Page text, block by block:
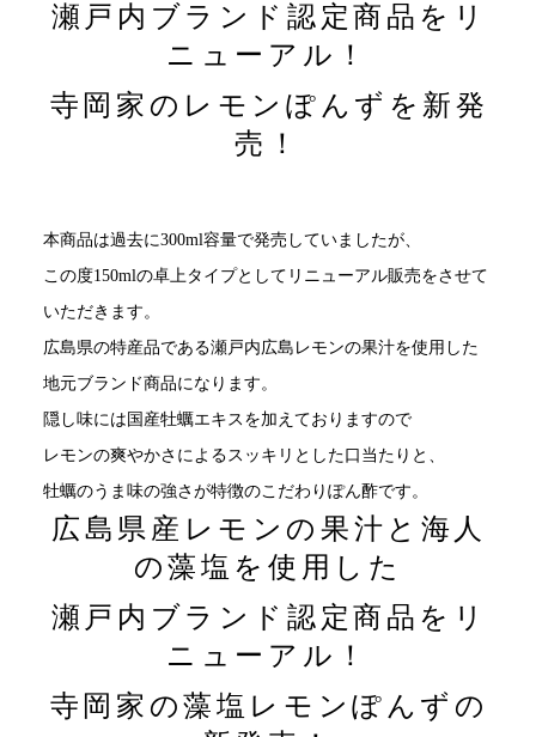
瀬戸内ブランド認定商品をリ
ニューアル！
寺岡家のレモンぽんずを新発
売！
本商品は過去に300ml容量で発売していましたが、
この度150mlの卓上タイプとしてリニューアル販売をさせて
いただきます。
広島県の特産品である瀬戸内広島レモンの果汁を使用した
地元ブランド商品になります。
隠し味には国産牡蠣エキスを加えておりますので
レモンの爽やかさによるスッキリとした口当たりと、
牡蠣のうま味の強さが特徴のこだわりぽん酢です。
広島県産レモンの果汁と海人
の藻塩を使用した
瀬戸内ブランド認定商品をリ
ニューアル！
寺岡家の藻塩レモンぽんずの